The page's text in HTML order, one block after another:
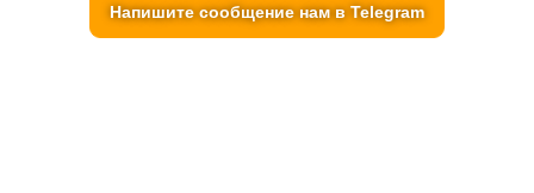
Напишите сообщение нам в Telegram